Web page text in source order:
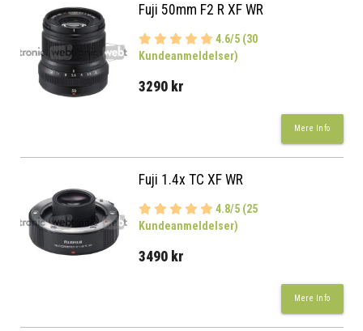
Fuji 50mm F2 R XF WR
4.6/5 (30
Kundeanmeldelser)
3290 kr
Mere Info
Fuji 1.4x TC XF WR
4.8/5 (25
Kundeanmeldelser)
3490 kr
Mere Info